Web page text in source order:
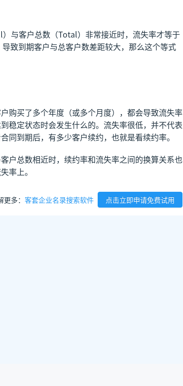
与客户总数（Total）非常接近时，流失率才等于
致到期客户与总客户数差距较大，那么这个等式
购买了多个年度（或多个月度），都会导致流失率
稳定状态时会发生什么的。流失率很低，并不代表
同到期后，有多少客户续约，也就是看续约率。
户总数相近时，续约率和流失率之间的换算关系也
率上。
更多： 客套企业名录搜索软件 点击立即申请免费试用